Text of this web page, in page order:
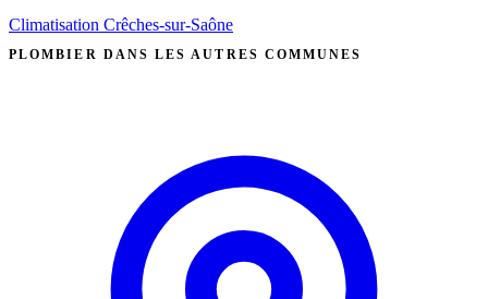
Climatisation Crêches-sur-Saône
PLOMBIER DANS LES AUTRES COMMUNES